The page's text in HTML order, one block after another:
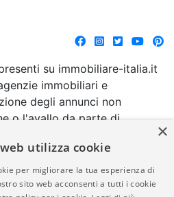
su immobiliare-italia.it
immobiliari e
degli annunci non
o l'avallo da parte di
immobiliare-italia.it
della veridicità, della
della normativa in
×
utilizza cookie
per migliorare la tua esperienza di
sito web acconsenti a tutti i cookie